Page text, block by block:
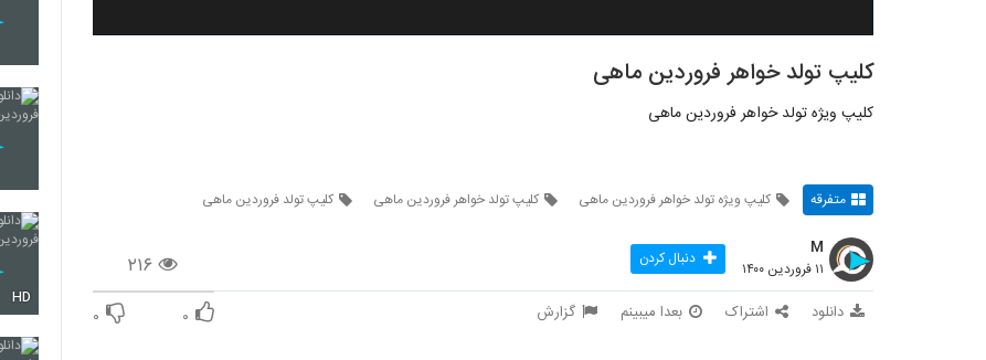
کلیپ تولد خواهر فروردین ماهی
کلیپ ویژه تولد خواهر فروردین ماهی
متفرقه کلیپ ویژه تولد خواهر فروردین ماهی کلیپ تولد خواهر فروردین ماهی کلیپ تولد فروردین ماهی
۲۱۶
M
۱۱ فروردین ۱۴۰۰ دنبال کردن
دانلود اشتراک بعدا میبینم گزارش ۰ ۰
HD